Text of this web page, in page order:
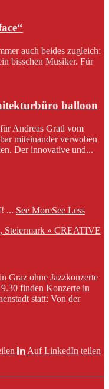
auch beides zugleich:
bisschen Musiker. Für
balloon
Andreas Gratl vom
miteinander verwoben
Der innovative und...
... See MoreSee Less
Steiermark » CREATIVE
Graz ohne Jazzkonzerte
finden Konzerte in
statt: Von der
Auf LinkedIn teilen